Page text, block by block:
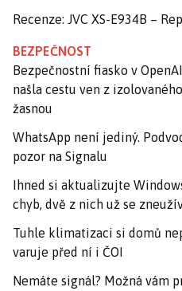
Recenze: JVC XS-E934B –
BEZPEČNOST
Bezpečnostní fiasko v
našla cestu ven z
žasnou
WhatsApp není jediný.
pozor na Signalu
Ihned si aktualizujte
chyb, dvě z nich už se
Tuhle klimatizaci si domů
varuje před ní i ČOI
Nemáte signál? Možná vám